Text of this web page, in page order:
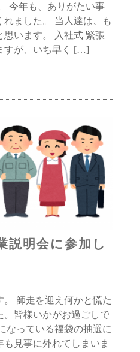
今年も、ありがたい事
ました。 当人達は、も
います。 入社式 緊張
すが、いち早く […]
説明会に参加し
。 師走を迎え何かと慌た
。皆様いかがお過ごしで
なっている福袋の抽選に
見事に外れてしまいま